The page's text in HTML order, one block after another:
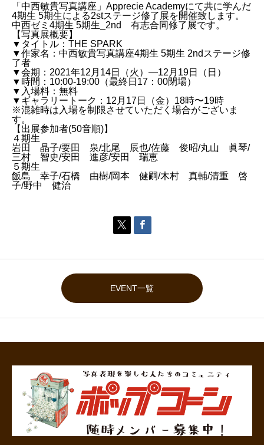
「中西敏貴写真講座」Apprecie Academyにて共に学んだ
4期生 5期生による2stステージ修了展を開催致します。
中西ゼミ4期生 5期生_2nd 有志合同修了展です。
【写真展概要】
▼タイトル：THE SPARK
▼作家名：中西敏貴写真講座4期生 5期生 2ndステージ修
了者
▼会期：2021年12月14日（火）―12月19日（日）
▼時間：10:00-19:00（最終日17：00閉場）
▼入場料：無料
▼ギャラリートーク：12月17日（金）18時〜19時
※混雑時は入場を制限させていただく場合がございま
す。
【出展参加者(50音順)】
４期生
岩田 晶子/要田 泉/北尾 辰也/佐藤 俊昭/丸山 眞琴/
三村 智史/安田 進彦/安田 瑞恵
５期生
飯島 幸子/石橋 由樹/岡本 健嗣/木村 真輔/清重 啓
子/野中 健治
 
EVENT一覧